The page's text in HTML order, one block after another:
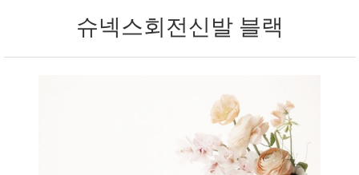
슈넥스회전신발 블랙